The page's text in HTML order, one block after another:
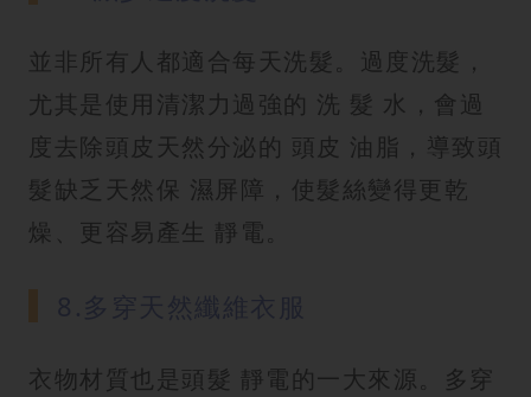
並非所有人都適合每天洗髮。過度洗髮，
尤其是使用清潔力過強的 洗 髮 水，會過
度去除頭皮天然分泌的 頭皮 油脂，導致頭
髮缺乏天然保 濕屏障，使髮絲變得更乾
燥、更容易產生 靜電。
衣物材質也是頭髮 靜電的一大來源。多穿